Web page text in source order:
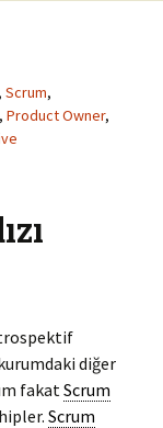
, Scrum,
, Product Owner,
diğer
fakatScrum
Scrum